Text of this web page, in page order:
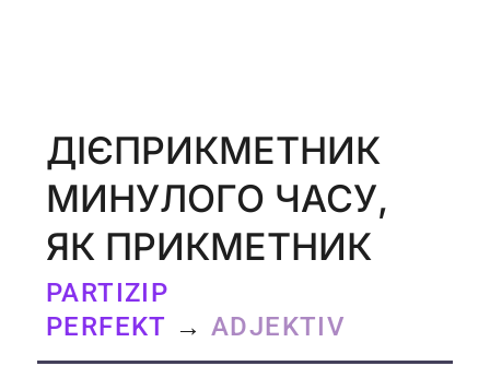
ДІЄПРИКМЕТНИК
МИНУЛОГО ЧАСУ,
ЯК ПРИКМЕТНИК
PARTIZIP
PERFEKT →ADJEKTIV